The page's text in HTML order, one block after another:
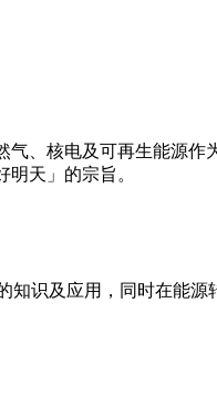
、核电及可再生能源作
天」的宗旨。
知识及应用，同时在能源